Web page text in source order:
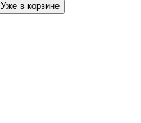
Уже в корзине